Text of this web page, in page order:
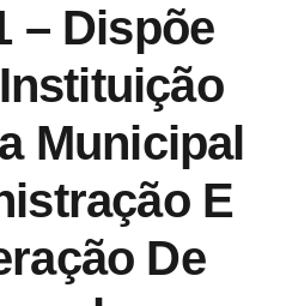
– Dispõe
Municipal
E
De